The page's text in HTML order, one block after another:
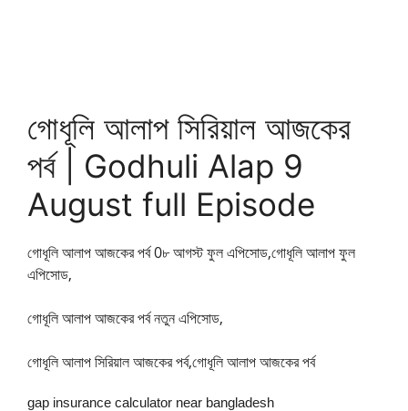
গোধূলি আলাপ সিরিয়াল আজকের
পর্ব | Godhuli Alap 9
August full Episode
গোধূলি আলাপ আজকের পর্ব0৮ আগস্ট ফুল এপিসোড,গোধূলি আলাপ ফুল
এপিসোড,
গোধূলি আলাপ আজকের পর্ব নতুন এপিসোড,
গোধূলি আলাপ সিরিয়াল আজকের পর্ব,গোধূলি আলাপ আজকের পর্ব
gap insurance calculator near bangladesh